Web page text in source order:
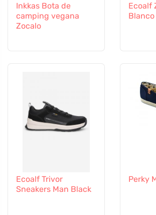
Inkkas Bota de
camping vegana
Zocalo
Ecoalf
Ecoalf Trivor
Sneakers Man Black
Perky